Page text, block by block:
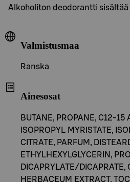
Alkoholiton deodorantti
Valmistusmaa
Ranska
Ainesosat
BUTANE, PROPANE, C12-15
ISOPROPYL MYRISTATE,
CITRATE, PARFUM,
ETHYLHEXYLGLYCERIN,
DICAPRYLATE/DICAPRATE,
HERBACEUM EXTRACT,